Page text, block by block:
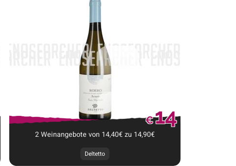
€14
2Weinangebote von 14,40€zu 14,90€
Deltetto